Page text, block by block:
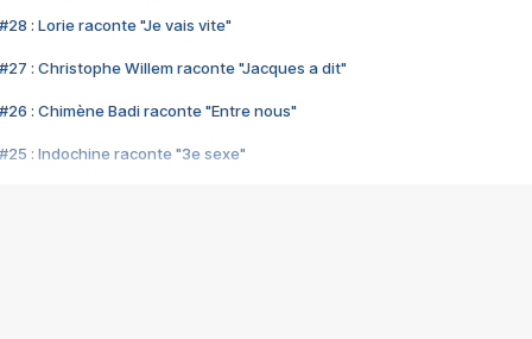
#28 : Lorie raconte "Je vais vite"
#27 : Christophe Willem raconte "Jacques a dit"
#26 : Chimène Badi raconte "Entre nous"
#25 : Indochine raconte "3e sexe"